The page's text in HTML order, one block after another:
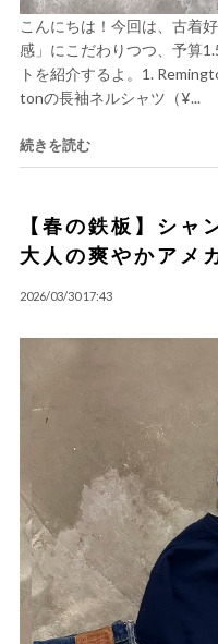
こんにちは！今回は、古着
感」にこだわりつつ、予算
トを紹介するよ。1.
tonの長袖ネルシャツ（¥...
続きを読む
【春の鉄板】シャ
大人の爽やかアメ
2026/03/30 17:43